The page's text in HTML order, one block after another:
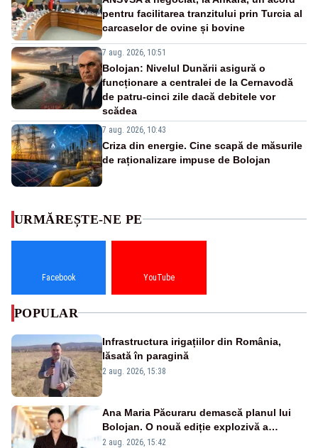
pentru facilitarea tranzitului prin Turcia al
carcaselor de ovine și bovine
7 aug. 2026, 10:51
Bolojan: Nivelul Dunării asigură o
funcționare a centralei de la Cernavodă
de patru-cinci zile dacă debitele vor
scădea
7 aug. 2026, 10:43
Criza din energie. Cine scapă de măsurile
de raționalizare impuse de Bolojan
URMĂREȘTE-NE PE
Facebook YouTube
POPULAR
Infrastructura irigațiilor din România,
lăsată în paragină
2 aug. 2026, 15:38
Ana Maria Păcuraru demască planul lui
Bolojan. O nouă ediție explozivă a
emisiunii „Miza Zilei” la Realitatea PLUS
2 aug. 2026, 15:42